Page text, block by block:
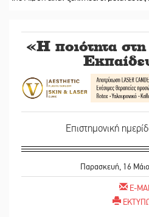
«Η ποιότητα
Επιστημονική
Παρασκευή, 16
E-